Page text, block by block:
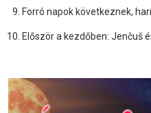
Forró napok következnek,
Először a kezdőben: Jenčuš